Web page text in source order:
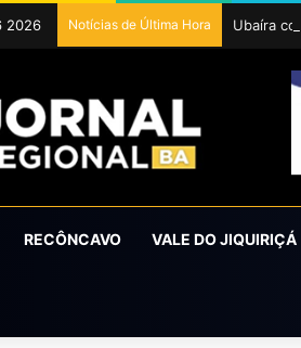
2026 Notícias de Última Hora Ubaíra
RECÔNCAVO VALE DO JIQUIRIÇÁ